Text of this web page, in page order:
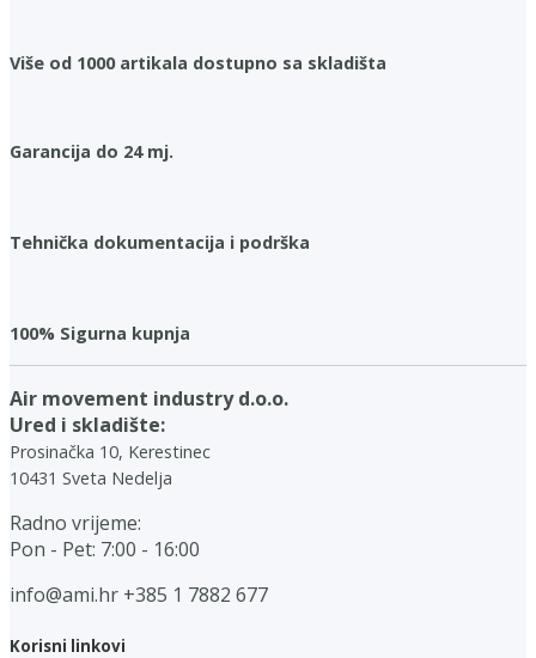
Više od 1000 artikala dostupno sa skladišta
Garancija do 24 mj.
Tehnička dokumentacija i podrška
100% Sigurna kupnja
Air movement industry d.o.o.
Ured i skladište:
Prosinačka 10, Kerestinec
10431 Sveta Nedelja
Radno vrijeme:
Pon - Pet: 7:00 - 16:00
info@ami.hr +385 1 7882 677
Korisni linkovi